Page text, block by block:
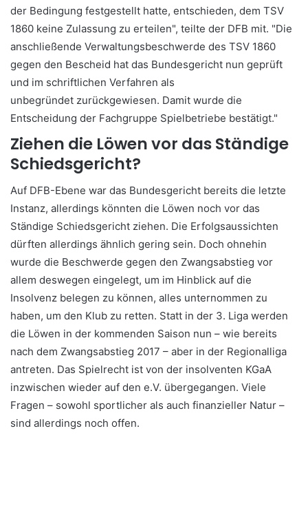
der Bedingung festgestellt hatte, entschieden, dem TSV
1860 keine Zulassung zu erteilen", teilte der DFB mit. "Die
anschließende Verwaltungsbeschwerde des TSV 1860
gegen den Bescheid hat das Bundesgericht nun geprüft
und im schriftlichen Verfahren als
unbegründet zurückgewiesen. Damit wurde die
Entscheidung der Fachgruppe Spielbetriebe bestätigt."
Ziehen die Löwen vor das Ständige
Schiedsgericht?
Auf DFB-Ebene war das Bundesgericht bereits die letzte
Instanz, allerdings könnten die Löwen noch vor das
Ständige Schiedsgericht ziehen. Die Erfolgsaussichten
dürften allerdings ähnlich gering sein. Doch ohnehin
wurde die Beschwerde gegen den Zwangsabstieg vor
allem deswegen eingelegt, um im Hinblick auf die
Insolvenz belegen zu können, alles unternommen zu
haben, um den Klub zu retten. Statt in der 3. Liga werden
die Löwen in der kommenden Saison nun – wie bereits
nach dem Zwangsabstieg 2017 – aber in der Regionalliga
antreten. Das Spielrecht ist von der insolventen KGaA
inzwischen wieder auf den e.V. übergegangen. Viele
Fragen – sowohl sportlicher als auch finanzieller Natur –
sind allerdings noch offen.